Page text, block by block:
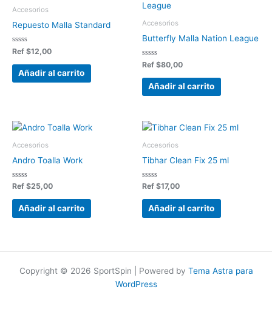
Accesorios
Repuesto Malla Standard
Valorado
en
0
Ref $12,00
Añadir al carrito
Accesorios
Butterfly Malla Nation League
Valorado
en
0
Ref $80,00
Añadir al carrito
Accesorios
Andro Toalla Work
Valorado
0
Ref $25,00
Añadir al carrito
Accesorios
Tibhar Clean Fix 25 ml
Valorado
0
Ref $17,00
Añadir al carrito
Copyright © 2026 SportSpin | Powered by Tema Astra para
WordPress